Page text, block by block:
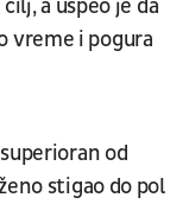
a uspeo je da
vreme i pogura
od
stigao do pol